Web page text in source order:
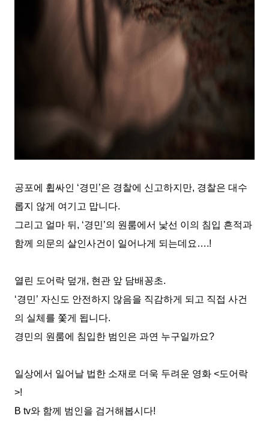
공포에 휩싸인 ‘경민’은 경찰에 신고하지만, 경찰은 대수
롭지 않게 여기고 맙니다.
그리고 얼마 뒤 , ‘경민’의 원룸에서 낯선 이의 침입 흔적과
함께 의문의 살인사건이 일어나게 되는데요 ….!
열린 도어락 덮개 , 현관 앞 담배꽁초.
‘경민’ 자신도 안전하지 않음을 직감하게 되고 직접 사건
의 실체를 쫓게 됩니다.
경민의 원룸에 침입한 범인은 과연 누구일까요?
일상에서 일어날 법한 소재로 더욱 두려운 영화 <도어락
>!
B tv와 함께 범인을 검거해봅시다!